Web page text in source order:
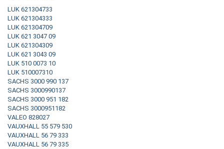
LUK 621304733
LUK 621304333
LUK 621304709
LUK 621 3047 09
LUK 621304309
LUK 621 3043 09
LUK 510 0073 10
LUK 510007310
SACHS 3000 990 137
SACHS 3000990137
SACHS 3000 951 182
SACHS 3000951182
VALEO 828027
VAUXHALL 55 579 530
VAUXHALL 56 79 333
VAUXHALL 56 79 335